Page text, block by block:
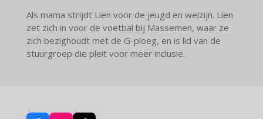
Als mama strijdt Lien voor de jeugd en welzijn. Lien
zet zich in voor de voetbal bij Massemen, waar ze
zich bezighoudt met de G-ploeg, en is lid van de
stuurgroep die pleit voor meer inclusie.